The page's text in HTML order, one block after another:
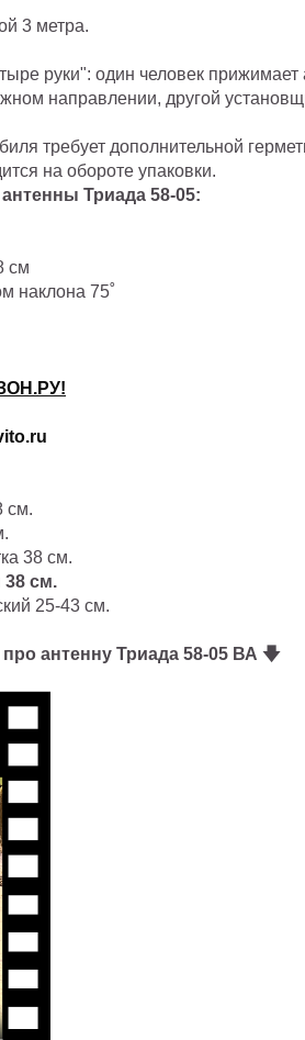
3 метра.
руки": один человек
направлении, другой
требует дополнительной
на обороте упаковки.
Триада 58-05:
см
наклона 75˚
см.
38 см.
38 см.
25-43 см.
антенну Триада 58-05 ВА 🡇